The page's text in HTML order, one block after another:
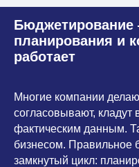
Бюджетирование
планирования и
работает
Многие компании
согласовывают,
фактическим данным.
бизнесом. Правильное
замкнутый цикл: